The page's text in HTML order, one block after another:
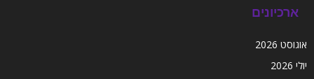
ארכיונים
אוגוסט 2026
יולי 2026